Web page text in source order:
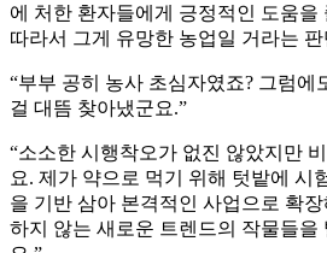
에 처한 환자들에게 긍정적인 도움을
따라서 그게 유망한 농업일 거라는
“부부 공히 농사 초심자였죠? 그럼에
걸 대뜸 찾아냈군요.”
“소소한 시행착오가 없진 않았지만
요. 제가 약으로 먹기 위해 텃밭에 시
을 기반 삼아 본격적인 사업으로 확
하지 않는 새로운 트렌드의 작물들을